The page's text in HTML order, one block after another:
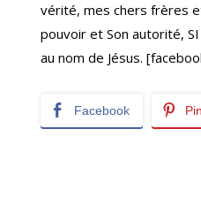
vérité, mes chers frères
pouvoir et Son autorité,
au nom de Jésus.
Facebook